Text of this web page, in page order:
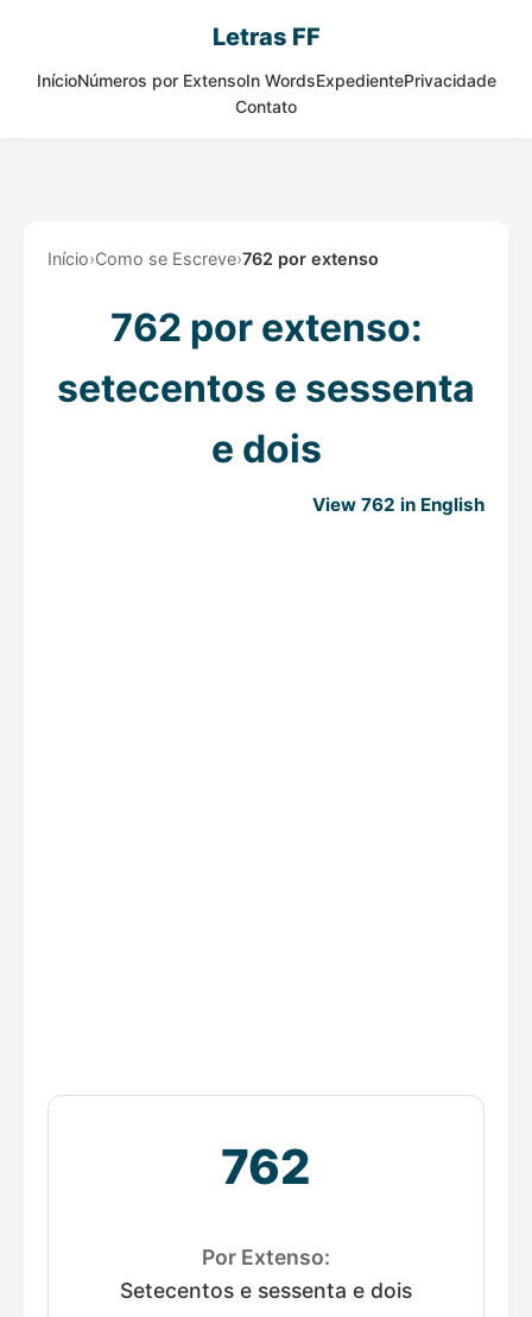
Letras FF
InícioNúmeros por ExtensoIn WordsExpedientePrivacidade
Contato
Início›Como se Escreve›762 por extenso
762 por extenso:
setecentos e sessenta
e dois
View 762 in English
762
Por Extenso:
Setecentos e sessenta e dois